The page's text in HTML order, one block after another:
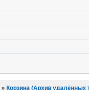
» Корзина (Архив удалённых